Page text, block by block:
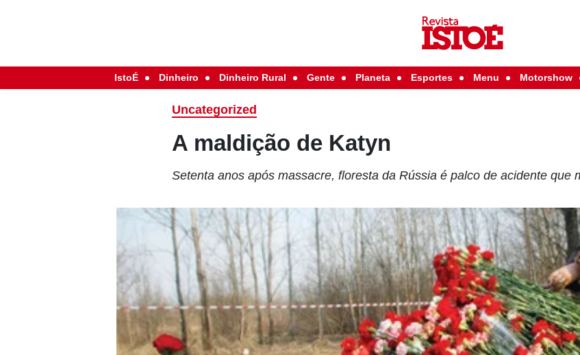
IstoÉ Dinheiro Dinheiro Rural Gente Planeta Esportes Menu Motorshow
Uncategorized
A maldição de Katyn
Setenta anos após massacre, floresta da Rússia é palco de acidente que